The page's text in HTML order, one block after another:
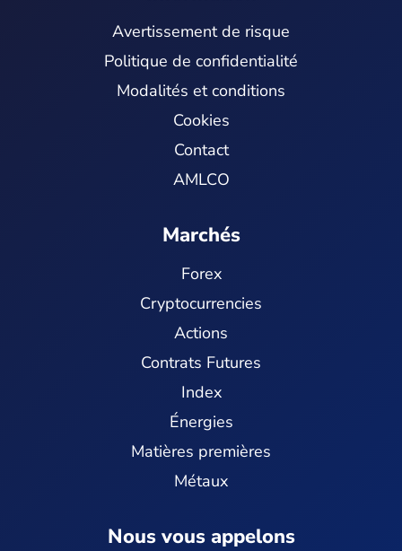
Avertissement de risque
Politique de confidentialité
Modalités et conditions
Cookies
Contact
AMLCO
Marchés
Forex
Cryptocurrencies
Actions
Contrats Futures
Index
Énergies
Matières premières
Métaux
Nous vous appelons